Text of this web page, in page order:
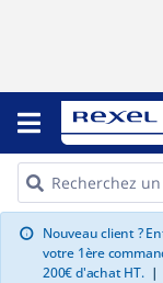
info Nouveau client ?
votre 1ère
200€ d'achat HT. |